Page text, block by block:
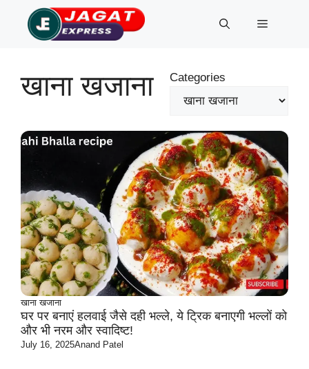
content
Menu
खाना खजाना Categories
खाना खजाना
घर पर बनाएं हलवाई जैसे दही भल्ले, ये ट्रिक बनाएगी भल्लों को
और भी नरम और स्वादिष्ट!
July 16, 2025Anand Patel